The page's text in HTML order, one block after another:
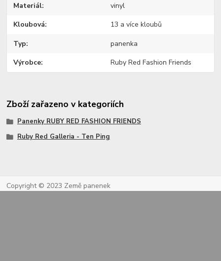
Materiál vinyl
Kloubová 13 a více kloubů
Typ panenka
Výrobce Ruby Red Fashion Friends
Zboží zařazeno v kategoriích
Panenky RUBY RED FASHION FRIENDS
Ruby Red Galleria - Ten Ping
Copyright © 2023 Země panenek